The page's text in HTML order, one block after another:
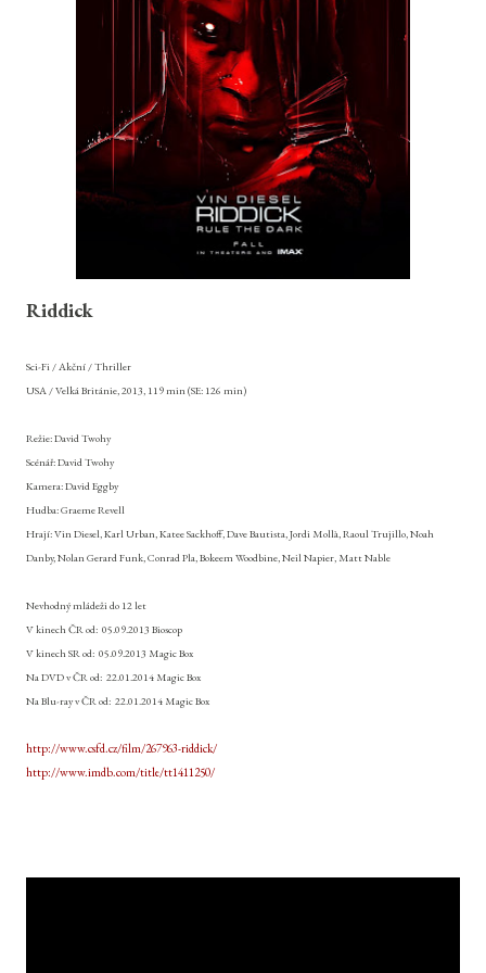
Riddick
Sci-Fi / Akční / Thriller
USA / Velká Británie, 2013, 119 min (SE: 126 min)
Režie: David Twohy
Scénář: David Twohy
Kamera: David Eggby
Hudba: Graeme Revell
Hrají: Vin Diesel, Karl Urban, Katee Sackhoff, Dave Bautista, Jordi Mollà, Raoul Trujillo, Noah
Danby, Nolan Gerard Funk, Conrad Pla, Bokeem Woodbine, Neil Napier, Matt Nable
Nevhodný mládeži do 12 let
V kinech ČR od: 05.09.2013 Bioscop
V kinech SR od: 05.09.2013 Magic Box
Na DVD v ČR od: 22.01.2014 Magic Box
Na Blu-ray v ČR od: 22.01.2014 Magic Box
http://www.csfd.cz/film/267963-riddick/
http://www.imdb.com/title/tt1411250/